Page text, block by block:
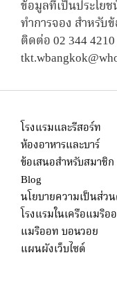
ข้อมูลที่เป็นประโย
ทำการจอง สำหรับ
ติดต่อ 02 344
โรงแรมและรีสอร์ท
ห้องอาหารและบาร์
ข้อเสนอสำหรับสมาชิก
Blog
นโยบายความเป็นส่ว
โรงแรมในเครือแมริอ
แมริออท บอนวอย
แผนผังเว็บไซต์